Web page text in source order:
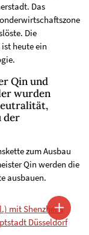
Das
Die
heute ein
Qin und
wurden
der
zum Ausbau
Qin werden die
ausbauen.